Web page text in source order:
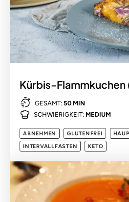
Kürbis-Flammkuchen
GESAMT: 50 MIN
SCHWIERIGKEIT: MEDIUM
ABNEHMEN GLUTENFREI
INTERVALLFASTEN
KETO